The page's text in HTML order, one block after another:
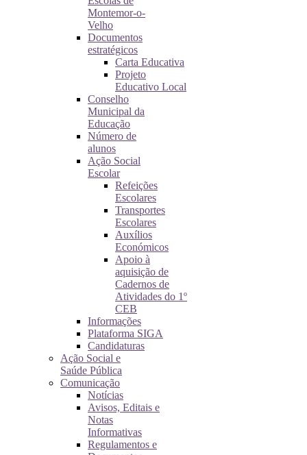
Montemor-o-
Velho
Documentos
estratégicos
Carta Educativa
Projeto
Educativo Local
Conselho
Municipal da
Educação
Número de
alunos
Ação Social
Escolar
Refeições
Escolares
Transportes
Escolares
Auxílios
Económicos
Apoio à
aquisição de
Cadernos de
Atividades do 1º
CEB
Informações
Plataforma SIGA
Candidaturas
Ação Social e
Saúde Pública
Comunicação
Notícias
Avisos, Editais e
Notas
Informativas
Regulamentos e